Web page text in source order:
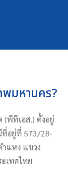
พมหานคร?
พีทีเอส.) ตั้งอยู่
ที่อยู่ที่ 573/28-
แหง แขวง
เทศไทย